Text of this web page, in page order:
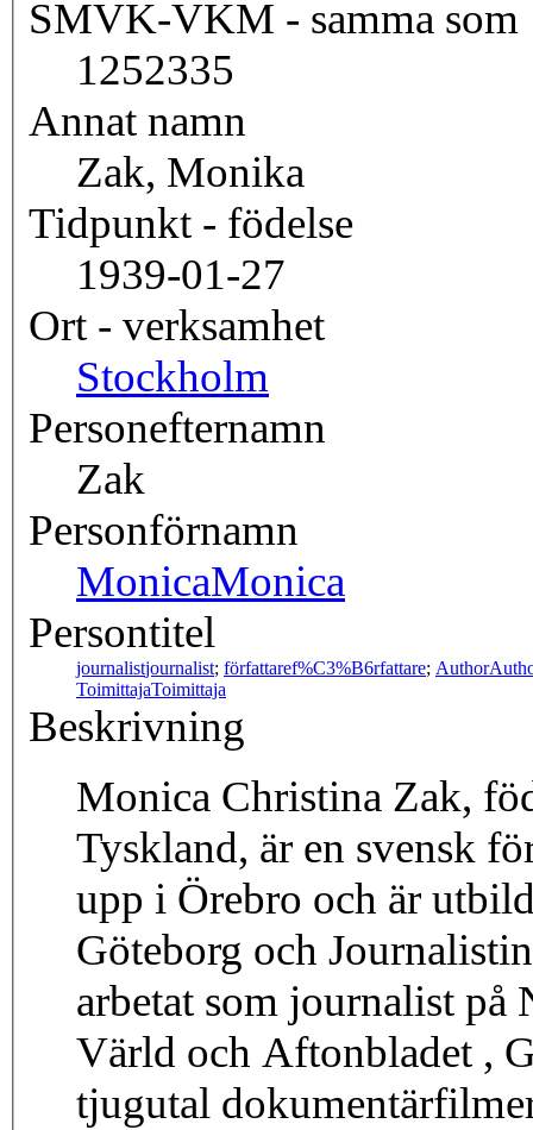
SMVK-VKM - samma som
1252335
Annat namn
Zak, Monika
Tidpunkt - födelse
1939-01-27
Ort - verksamhet
Stockholm
Personefternamn
Zak
Personförnamn
MonicaMonica
Persontitel
journalistjournalist; författaref%C3%B6rfattare; Author
ToimittajaToimittaja
Beskrivning
Monica Christina Zak,
Tyskland, är en svensk
upp i Örebro och är
Göteborg och
arbetat som journalist på
Värld och Aftonbladet ,
tjugutal